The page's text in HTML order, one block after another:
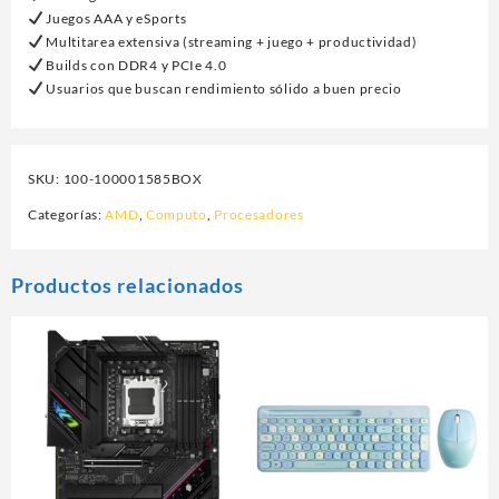
Juegos AAA y eSports
Multitarea extensiva (streaming + juego + productividad)
Builds con DDR4 y PCIe 4.0
Usuarios que buscan rendimiento sólido a buen precio
SKU: 100-100001585BOX
Categorías:AMD, Computo, Procesadores
Productos relacionados